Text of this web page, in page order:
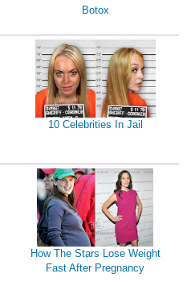
Botox
10 Celebrities In Jail
How The Stars Lose Weight
Fast After Pregnancy